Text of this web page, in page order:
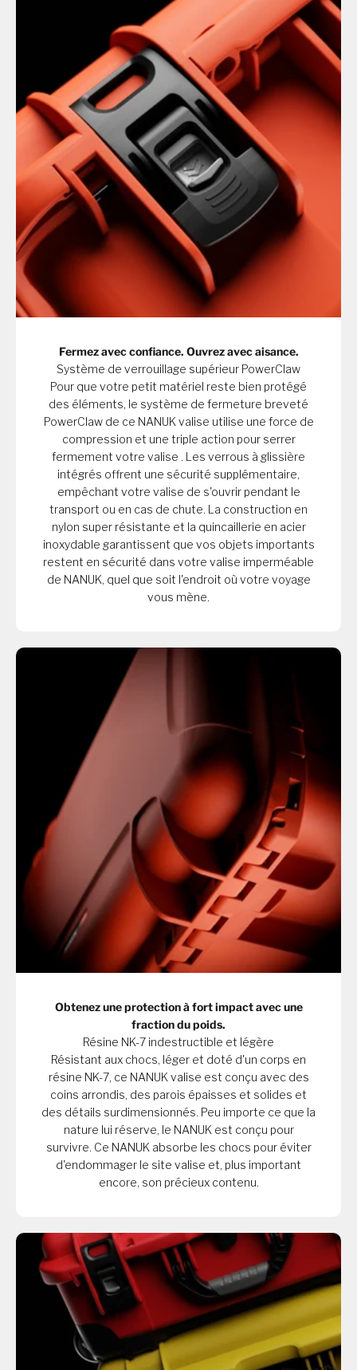
Fermez avec confiance. Ouvrez avec aisance.
Système de verrouillage supérieur PowerClaw
Pour que votre petit matériel reste bien protégé
des éléments, le système de fermeture breveté
PowerClaw de ce NANUK valise utilise une force de
compression et une triple action pour serrer
fermement votre valise . Les verrous à glissière
intégrés offrent une sécurité supplémentaire,
empêchant votre valise de s'ouvrir pendant le
transport ou en cas de chute. La construction en
nylon super résistante et la quincaillerie en acier
inoxydable garantissent que vos objets importants
restent en sécurité dans votre valise imperméable
de NANUK, quel que soit l'endroit où votre voyage
vous mène.
Obtenez une protection à fort impact avec une
fraction du poids.
Résine NK-7 indestructible et légère
Résistant aux chocs, léger et doté d'un corps en
résine NK-7, ce NANUK valise est conçu avec des
coins arrondis, des parois épaisses et solides et
des détails surdimensionnés. Peu importe ce que la
nature lui réserve, le NANUK est conçu pour
survivre. Ce NANUK absorbe les chocs pour éviter
d'endommager le site valise et, plus important
encore, son précieux contenu.